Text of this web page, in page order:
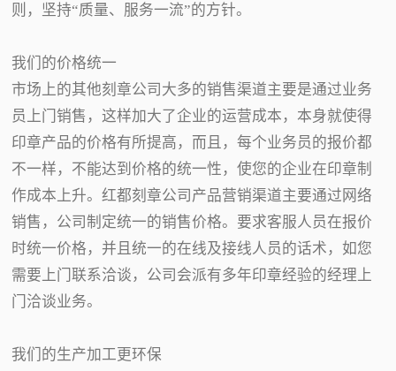
则，坚持“质量、服务一流”的方针。
我们的价格统一
市场上的其他刻章公司大多的销售渠道主要是通过业务
员上门销售，这样加大了企业的运营成本，本身就使得
印章产品的价格有所提高，而且，每个业务员的报价都
不一样，不能达到价格的统一性，使您的企业在印章制
作成本上升。红都刻章公司产品营销渠道主要通过网络
销售，公司制定统一的销售价格。要求客服人员在报价
时统一价格，并且统一的在线及接线人员的话术，如您
需要上门联系洽谈，公司会派有多年印章经验的经理上
门洽谈业务。
我们的生产加工更环保